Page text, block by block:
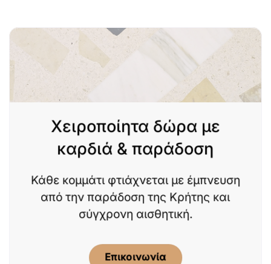
Χειροποίητα δώρα με
καρδιά & παράδοση
Κάθε κομμάτι φτιάχνεται με έμπνευση
από την παράδοση της Κρήτης και
σύγχρονη αισθητική.
Επικοινωνία